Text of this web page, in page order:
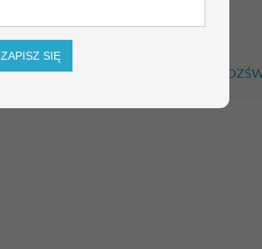
welurowa gumka do włosów
maska
PERFECTA KOKTAJL
ZAPISZ SIĘ